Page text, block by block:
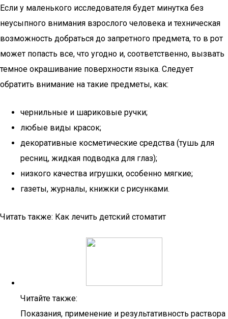
Если у маленького исследователя будет минутка без
неусыпного внимания взрослого человека и техническая
возможность добраться до запретного предмета, то в рот
может попасть все, что угодно и, соответственно, вызвать
темное окрашивание поверхности языка. Следует
обратить внимание на такие предметы, как:
чернильные и шариковые ручки;
любые виды красок;
декоративные косметические средства (тушь для
ресниц, жидкая подводка для глаз);
низкого качества игрушки, особенно мягкие;
газеты, журналы, книжки с рисунками.
Читать также: Как лечить детский стоматит
Читайте также:
Показания, применение и результативность раствора